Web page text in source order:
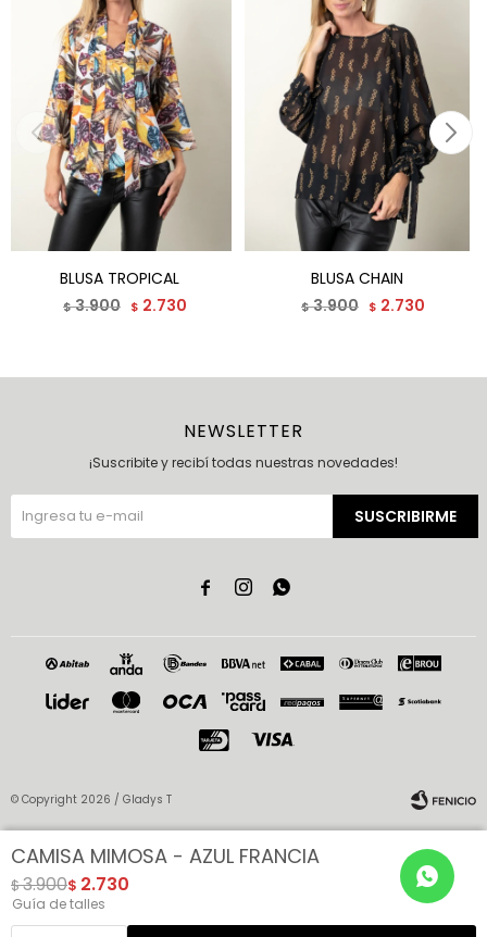
CAMISA MIMOSA - AZUL FRANCIA
$ 2.730
$3.900
Guía de talles
BLUSA TROPICAL
$3.900 $ 2.730
BLUSA CHAIN
$3.900 $ 2.730
NEWSLETTER
¡Suscribite y recibí todas nuestras novedades!
SUSCRIBIRME
  
© Copyright 2026 / Gladys T